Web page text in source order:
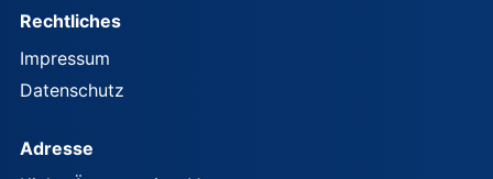
Rechtliches
Impressum
Datenschutz
Adresse